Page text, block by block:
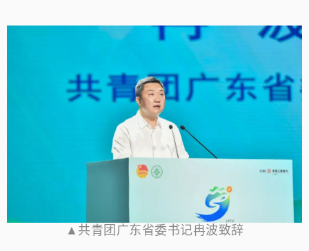
▲ 共青团广东省委书记冉波致辞